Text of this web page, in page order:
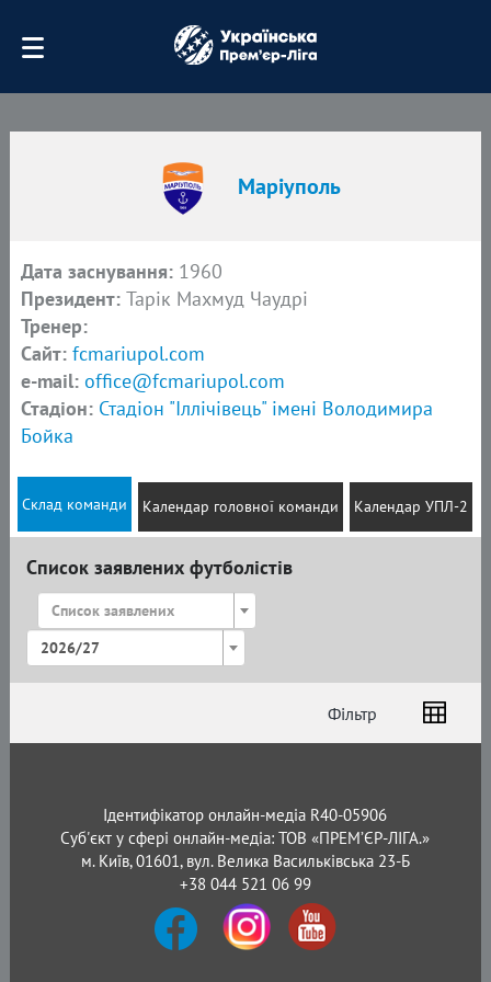
Маріуполь
Дата заснування: 1960
Президент: Тарік Махмуд Чаудрі
Тренер:
Сайт: fcmariupol.com
e-mail: office@fcmariupol.com
Стадіон: Стадіон "Іллічівець" імені Володимира
Бойка
Склад команди Календар головної команди Календар УПЛ-2
Список заявлених футболістів
Список заявлених
2026/27
Фільтр
Список
Амплуа Громадянство
Ідентифікатор онлайн-медіа R40-05906
Суб'єкт у сфері онлайн-медіа: ТОВ «ПРЕМ’ЄР-ЛІГА.»
м. Київ, 01601, вул. Велика Васильківська 23-Б
+38 044 521 06 99